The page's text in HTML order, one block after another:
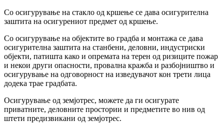
Со осигурување на стакло од кршење се дава осигурителна
заштита на осигурениот предмет од кршење.
Со осигурување на објектите во градба и монтажа се дава
осигурителна заштита на станбени, деловни, индустриски
објекти, патишта како и опремата на терен од ризиците пожар
и некои други опасности, провална кражба и разбојништво и
осигурување на одговорност на изведувачот кон трети лица
додека трае градбата.
Осигурување од земјотрес, можете да ги осигурате
приватните, деловните простории и предметите во нив од
штети предизвикани од земјотрес.